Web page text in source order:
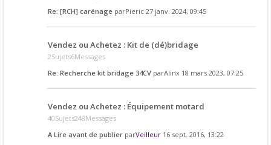
Re: [RCH] carénage parPieric 27 janv. 2024, 09:45
Vendez ou Achetez : Kit de (dé)bridage
2Sujets6Messages
Re: Recherche kit bridage 34CV parAlinx 18 mars 2023, 07:25
Vendez ou Achetez : Équipement motard
40Sujets248Messages
A Lire avant de publier parVeilleur 16 sept. 2016, 13:22